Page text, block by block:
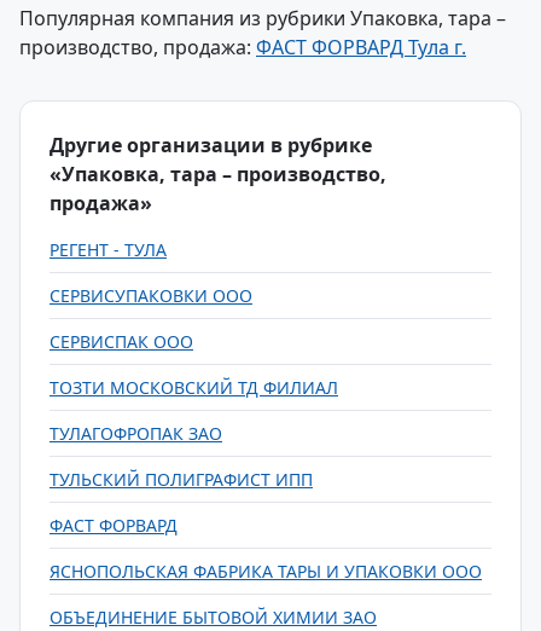
Популярная компания из рубрики Упаковка, тара –
производство, продажа: ФАСТ ФОРВАРД Тула г.
Другие организации в рубрике
«Упаковка, тара – производство,
продажа»
РЕГЕНТ - ТУЛА
СЕРВИСУПАКОВКИ ООО
СЕРВИСПАК ООО
ТОЗТИ МОСКОВСКИЙ ТД ФИЛИАЛ
ТУЛАГОФРОПАК ЗАО
ТУЛЬСКИЙ ПОЛИГРАФИСТ ИПП
ФАСТ ФОРВАРД
ЯСНОПОЛЬСКАЯ ФАБРИКА ТАРЫ И УПАКОВКИ ООО
ОБЪЕДИНЕНИЕ БЫТОВОЙ ХИМИИ ЗАО